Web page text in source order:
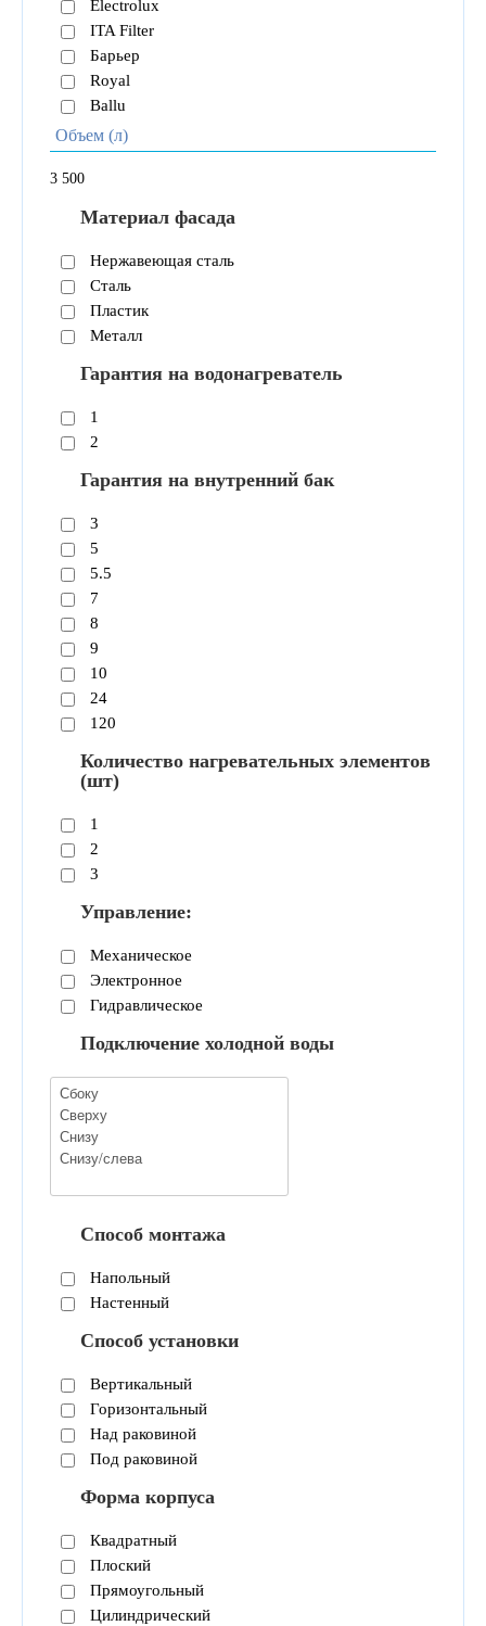
Electrolux
ITA Filter
Барьер
Royal
Ballu
Объем (л)
3 500
Материал фасада
Нержавеющая сталь
Сталь
Пластик
Металл
Гарантия на водонагреватель
1
2
Гарантия на внутренний бак
3
5
5.5
7
8
9
10
24
120
Количество нагревательных элементов
(шт)
1
2
3
Управление:
Механическое
Электронное
Гидравлическое
Подключение холодной воды
Способ монтажа
Напольный
Настенный
Способ установки
Вертикальный
Горизонтальный
Над раковиной
Под раковиной
Форма корпуса
Квадратный
Плоский
Прямоугольный
Цилиндрический